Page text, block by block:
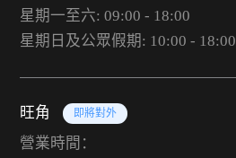
星期一至六: 09:00 - 18:00
星期日及公眾假期: 10:00 - 18:00
旺角 即將對外
營業時間：